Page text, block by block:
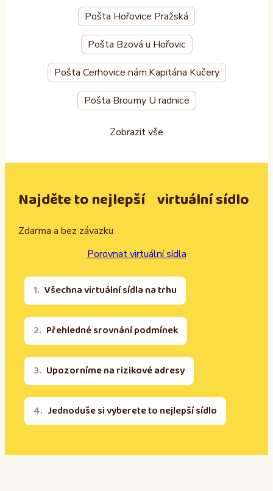
Pošta Hořovice Pražská
Pošta Bzová u Hořovic
Pošta Cerhovice nám.Kapitána Kučery
Pošta Broumy U radnice
Zobrazit vše
Najděte to nejlepší virtuální sídlo
Zdarma a bez závazku
Porovnat virtuální sídla
Všechna virtuální sídla na trhu
Přehledné srovnání podmínek
Upozorníme na rizikové adresy
Jednoduše si vyberete to nejlepší sídlo